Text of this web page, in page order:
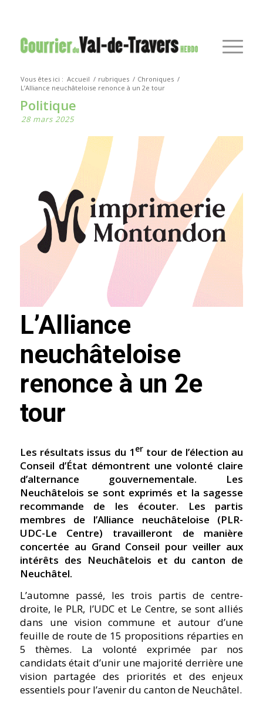
Vous êtes ici : Accueil / rubriques / Chroniques /
L’Alliance neuchâteloise renonce à un 2e tour
Politique
28 mars 2025
L’Alliance
neuchâteloise
renonce à un 2e
tour
Les résultats issus du 1 er tour de l’élection au
Conseil d’État démontrent une volonté claire
d’alternance gouvernementale. Les
Neuchâtelois se sont exprimés et la sagesse
recommande de les écouter. Les partis
membres de l’Alliance neuchâteloise (PLR-
UDC-Le Centre) travailleront de manière
concertée au Grand Conseil pour veiller aux
intérêts des Neuchâtelois et du canton de
Neuchâtel.
L’automne passé, les trois partis de centre-
droite, le PLR, l’UDC et Le Centre, se sont alliés
dans une vision commune et autour d’une
feuille de route de 15 propositions réparties en
5 thèmes. La volonté exprimée par nos
candidats était d’unir une majorité derrière une
vision partagée des priorités et des enjeux
essentiels pour l’avenir du canton de Neuchâtel.